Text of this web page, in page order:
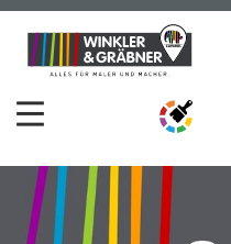
Zum
Inhalt
Zum
Navigationsmenü